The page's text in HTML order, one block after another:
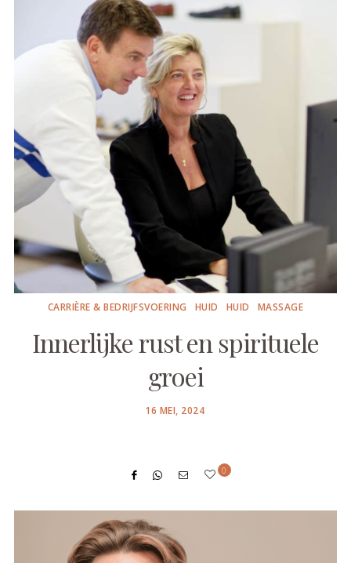
CARRIÈRE & BEDRIJFSVOERING HUID HUID MASSAGE
Innerlijke rust en spirituele
groei
POSTED
16 MEI, 2024
0